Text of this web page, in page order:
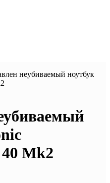
неубиваемый ноутбук
Mk2